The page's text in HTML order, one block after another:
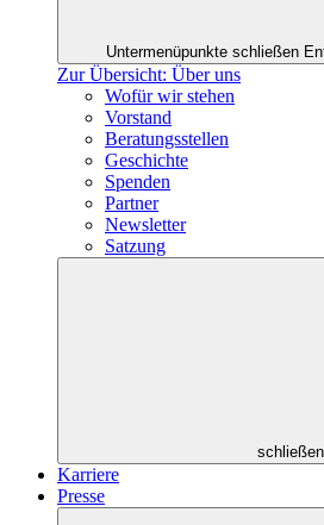
Untermenüpunkte schließen
Zur Übersicht: Über uns
Wofür wir stehen
Vorstand
Beratungsstellen
Geschichte
Spenden
Partner
Newsletter
Satzung
schließen
Karriere
Presse